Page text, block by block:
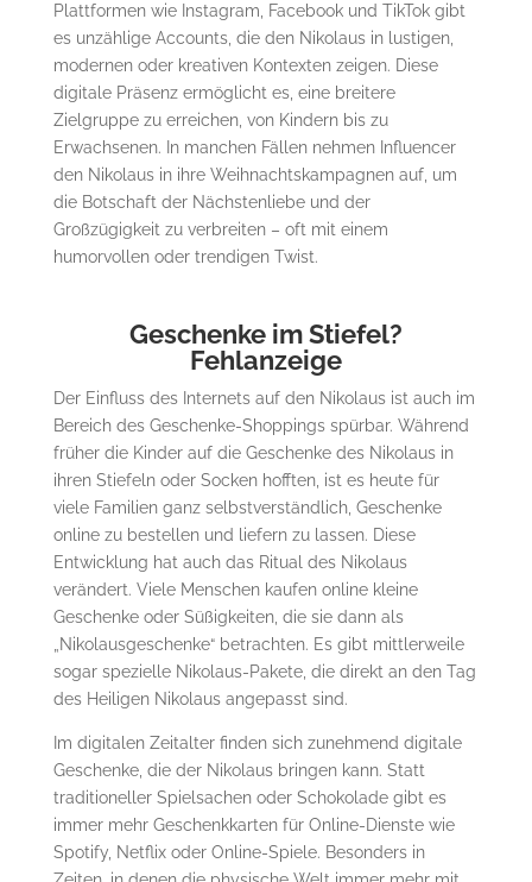
Plattformen wie Instagram, Facebook und TikTok gibt
es unzählige Accounts, die den Nikolaus in lustigen,
modernen oder kreativen Kontexten zeigen. Diese
digitale Präsenz ermöglicht es, eine breitere
Zielgruppe zu erreichen, von Kindern bis zu
Erwachsenen. In manchen Fällen nehmen Influencer
den Nikolaus in ihre Weihnachtskampagnen auf, um
die Botschaft der Nächstenliebe und der
Großzügigkeit zu verbreiten – oft mit einem
humorvollen oder trendigen Twist.
Geschenke im Stiefel?
Fehlanzeige
Der Einfluss des Internets auf den Nikolaus ist auch im
Bereich des Geschenke-Shoppings spürbar. Während
früher die Kinder auf die Geschenke des Nikolaus in
ihren Stiefeln oder Socken hofften, ist es heute für
viele Familien ganz selbstverständlich, Geschenke
online zu bestellen und liefern zu lassen. Diese
Entwicklung hat auch das Ritual des Nikolaus
verändert. Viele Menschen kaufen online kleine
Geschenke oder Süßigkeiten, die sie dann als
„Nikolausgeschenke“ betrachten. Es gibt mittlerweile
sogar spezielle Nikolaus-Pakete, die direkt an den Tag
des Heiligen Nikolaus angepasst sind.
Im digitalen Zeitalter finden sich zunehmend digitale
Geschenke, die der Nikolaus bringen kann. Statt
traditioneller Spielsachen oder Schokolade gibt es
immer mehr Geschenkkarten für Online-Dienste wie
Spotify, Netflix oder Online-Spiele. Besonders in